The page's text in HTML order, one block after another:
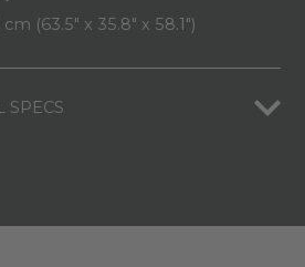
(63.5" x 35.8" x 58.1")
SPECS